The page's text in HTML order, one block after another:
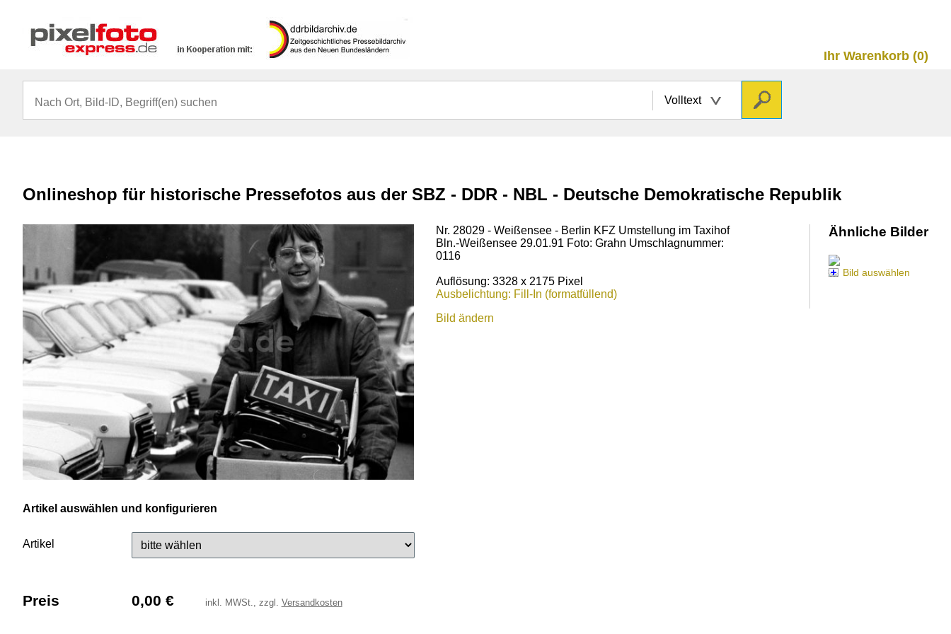
Ihr Warenkorb (0)
Volltext
Onlineshop für historische Pressefotos aus der SBZ - DDR - NBL - Deutsche Demokratische Republik
Nr. 28029 - Weißensee - Berlin KFZ Umstellung im Taxihof
Bln.-Weißensee 29.01.91 Foto: Grahn Umschlagnummer:
0116
Auflösung: 3328 x 2175 Pixel
Ausbelichtung: Fill-In (formatfüllend)
Bild ändern
Artikel auswählen und konfigurieren
Artikel
Preis 0,00 € inkl. MWSt., zzgl. Versandkosten
Ähnliche Bilder
Bild auswählen